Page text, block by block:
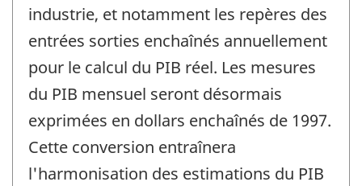
industrie, et notamment les repères des
entrées sorties enchaînés annuellement
pour le calcul du PIB réel. Les mesures
du PIB mensuel seront désormais
exprimées en dollars enchaînés de 1997.
Cette conversion entraînera
l'harmonisation des estimations du PIB